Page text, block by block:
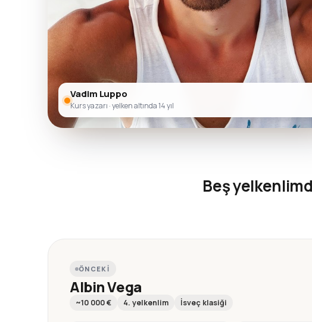
Vadim Luppo
Kurs yazarı · yelken altında 14 yıl
Beş
ÖNCEKI
Albin Vega
~10 000 € 4. yelkenlim İsveç klasiği